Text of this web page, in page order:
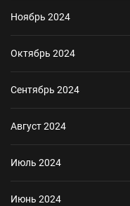
Ноябрь 2024
Октябрь 2024
Сентябрь 2024
Август 2024
Июль 2024
Июнь 2024